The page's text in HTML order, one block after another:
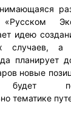
идею
случаев, а
планирует
новые
будет
тематике